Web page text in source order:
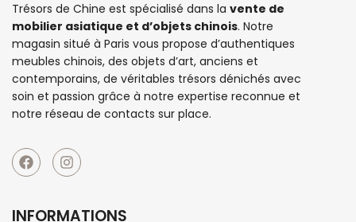
Trésors de Chine est spécialisé dans la vente de
mobilier asiatique et d’objets chinois. Notre
magasin situé à Paris vous propose d’authentiques
meubles chinois, des objets d’art, anciens et
contemporains, de véritables trésors dénichés avec
soin et passion grâce à notre expertise reconnue et
notre réseau de contacts sur place.
INFORMATIONS